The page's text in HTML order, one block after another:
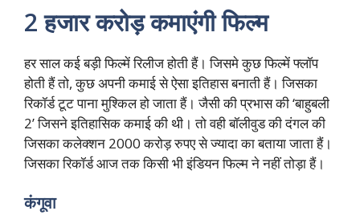
2 हजार करोड़ कमाएंगी फिल्म
हर साल कई बड़ी फिल्में रिलीज होती हैं। जिसमे कुछ फिल्में फ्लॉप
होती हैं तो, कुछ अपनी कमाई से ऐसा इतिहास बनाती हैं। जिसका
रिकॉर्ड टूट पाना मुश्किल हो जाता हैं। जैसी की प्रभास की ‘बाहुबली
2’ जिसने इतिहासिक कमाई की थी। तो वही बॉलीवुड की दंगल की
जिसका कलेक्शन 2000 करोड़ रुपए से ज्यादा का बताया जाता हैं।
जिसका रिकॉर्ड आज तक किसी भी इंडियन फिल्म ने नहीं तोड़ा हैं।
कंगूवा